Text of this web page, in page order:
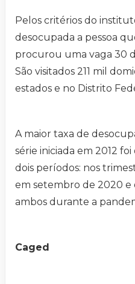
Pelos critérios do
desocupada a pessoa
procurou uma vaga 30
São visitados 211 mil
estados e no Distrito
A maior taxa de
série iniciada em 2012
dois períodos: nos
em setembro de 2020 e
ambos durante a
Caged